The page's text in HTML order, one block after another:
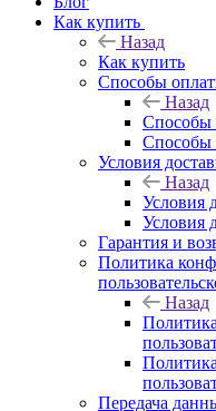
Как купить
Назад
Как купить
Способы
Назад
Способы
Способы
Условия
Назад
Условия
Условия
Гарантия и
Политика
Назад
Передача